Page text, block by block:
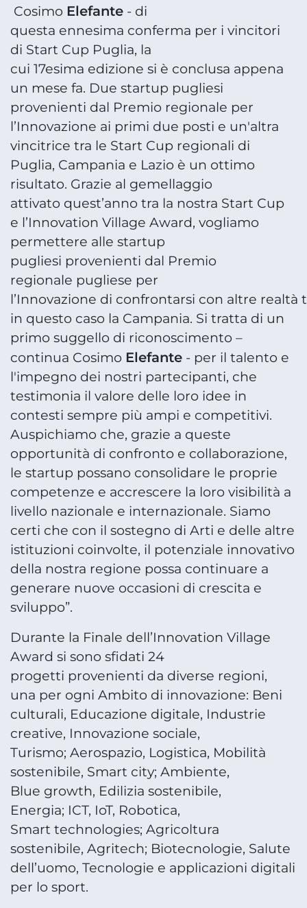
Cosimo Elefante - di
questa ennesima conferma per i vincitori
di Start Cup Puglia, la
cui 17esima edizione si è conclusa appena
un mese fa. Due startup pugliesi
provenienti dal Premio regionale per
l’Innovazione ai primi due posti e un'altra
vincitrice tra le Start Cup regionali di
Puglia, Campania e Lazio è un ottimo
risultato. Grazie al gemellaggio
attivato quest’anno tra la nostra Start Cup
e l’Innovation Village Award, vogliamo
permettere alle startup
pugliesi provenienti dal Premio
regionale pugliese per
l’Innovazione di confrontarsi con altre realtà
in questo caso la Campania. Si tratta di un
primo suggello di riconoscimento –
continua Cosimo Elefante - per il talento e
l'impegno dei nostri partecipanti, che
testimonia il valore delle loro idee in
contesti sempre più ampi e competitivi.
Auspichiamo che, grazie a queste
opportunità di confronto e collaborazione,
le startup possano consolidare le proprie
competenze e accrescere la loro visibilità a
livello nazionale e internazionale. Siamo
certi che con il sostegno di Arti e delle altre
istituzioni coinvolte, il potenziale innovativo
della nostra regione possa continuare a
generare nuove occasioni di crescita e
sviluppo”.
Durante la Finale dell’Innovation Village
Award si sono sfidati 24
progetti provenienti da diverse regioni,
una per ogni Ambito di innovazione: Beni
culturali, Educazione digitale, Industrie
creative, Innovazione sociale,
Turismo; Aerospazio, Logistica, Mobilità
sostenibile, Smart city; Ambiente,
Blue growth, Edilizia sostenibile,
Energia; ICT, IoT, Robotica,
Smart technologies; Agricoltura
sostenibile, Agritech; Biotecnologie, Salute
dell’uomo, Tecnologie e applicazioni digitali
per lo sport.